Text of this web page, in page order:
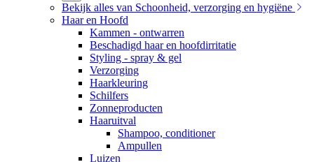
Bekijk alles van Schoonheid, verzorging en hygiëne
Haar en Hoofd
Kammen - ontwarren
Beschadigd haar en hoofdirritatie
Styling - spray & gel
Verzorging
Haarkleuring
Schilfers
Zonneproducten
Haaruitval
Shampoo, conditioner
Ampullen
Luizen